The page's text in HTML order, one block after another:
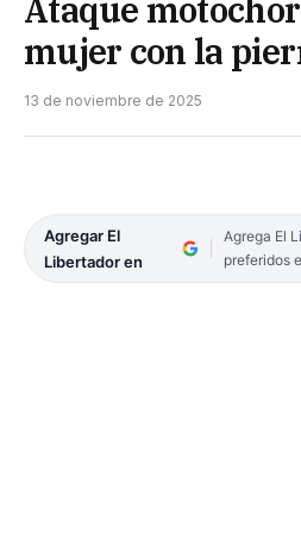
Ataque
mujer con la
13 de noviembre de 2025
Agregar El
Libertador en
Agrega El
preferidos